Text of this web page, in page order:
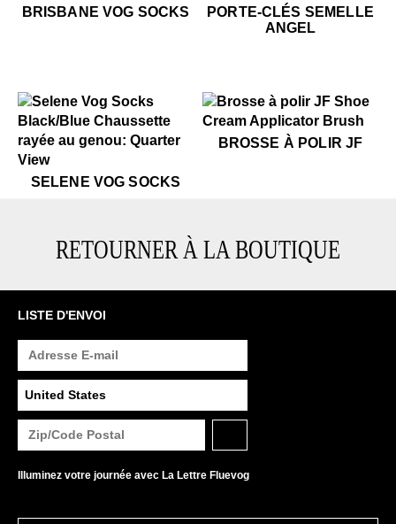
Brisbane Vog Socks
$22
BRISBANE VOG SOCKS $10
PORTE-CLÉS SEMELLE
ANGEL
Selene Vog Socks
SELENE VOG SOCKS
Brosse à polir JF
BROSSE À POLIR JF
RETOURNER À LA BOUTIQUE
LISTE D'ENVOI
Illuminez votre journée avec La Lettre Fluevog